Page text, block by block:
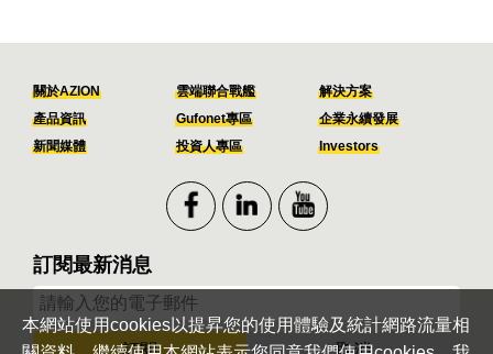
關於AZION 雲端聯合戰艦
解決方案
產品資訊
Gufonet專區
企業永續發展
新聞媒體
投資人專區 Investors
訂閱最新消息
本網站使用cookies以提昇您的使用體驗及統計網路流量相